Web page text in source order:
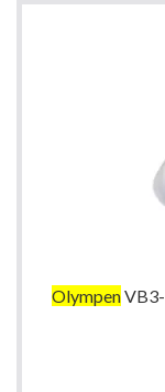
Olympen